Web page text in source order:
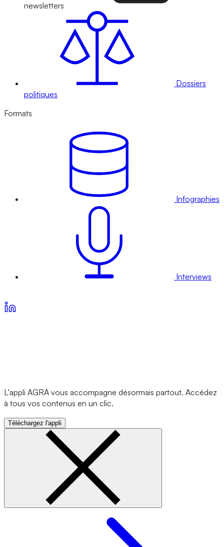
newsletters
Dossiers
politiques
Formats
Infographies
Interviews
L'appli AGRA vous accompagne désormais partout. Accédez
à tous vos contenus en un clic.
Téléchargez l'appli